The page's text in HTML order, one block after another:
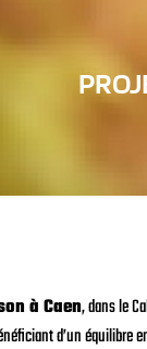
à Caen, dans le
d’un équilibre